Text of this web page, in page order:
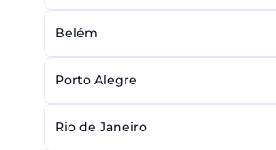
Belém
Porto Alegre
Rio de Janeiro